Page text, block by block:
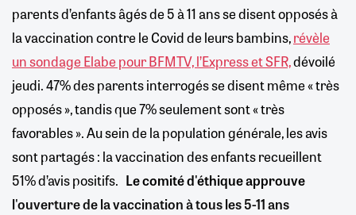
parents d’enfants âgés de 5 à 11 ans se disent opposés à
la vaccination contre le Covid de leurs bambins,révèle
un sondage Elabe pour BFMTV, l’Express et SFR,dévoilé
jeudi. 47% des parents interrogés se disent même « très
opposés », tandis que 7% seulement sont « très
favorables ». Au sein de la population générale, les avis
sont partagés : la vaccination des enfants recueillent
51% d’avis positifs. Le comité d'éthique approuve
l'ouverture de la vaccination à tous les 5-11 ans